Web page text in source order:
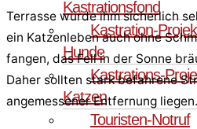
Kastrationsfond
Kastration-
Hunde
Kastrations-
Katzen
Touristen-Notruf
Terrasse würde ihm sicherlich
ein Katzenleben auch ohne
fangen, das Fell in der Sonne
Daher sollten stark befahrene
angemessener Entfernung liegen.